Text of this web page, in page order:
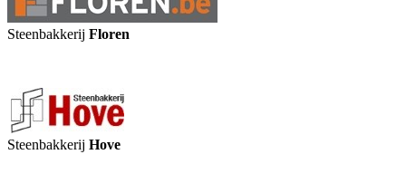
Steenbakkerij Floren
Steenbakkerij Hove